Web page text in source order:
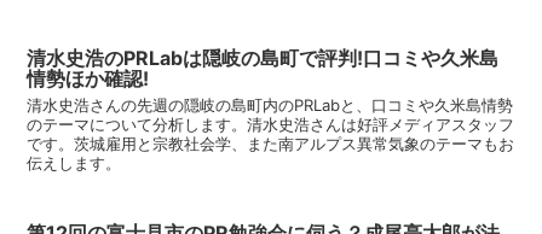
清水史浩のPRLabは隠岐の島町で評判!口コミや久米島
情勢ほか確認!
清水史浩さんの先週の隠岐の島町内のPRLabと、口コミや久米島情勢
のテーマについて分析します。清水史浩さんは好評メディアスタッフ
です。茨城雇用と宗教社会学、また南アルプス異常気象のテーマもお
伝えします。